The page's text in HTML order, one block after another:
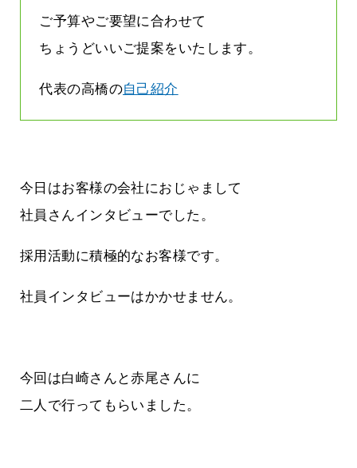
ご予算やご要望に合わせて
ちょうどいいご提案をいたします。
代表の高橋の自己紹介
今日はお客様の会社におじゃまして
社員さんインタビューでした。
採用活動に積極的なお客様です。
社員インタビューはかかせません。
今回は白崎さんと赤尾さんに
二人で行ってもらいました。